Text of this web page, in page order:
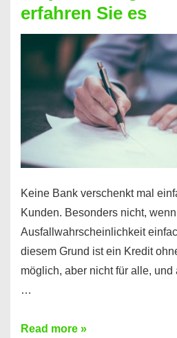
nicht
nur
für
Handy
möglich!
erfahren Sie es
Keine Bank verschenkt mal
Kunden. Besonders nicht,
Ausfallwahrscheinlichkeit
diesem Grund ist ein Kredit
möglich, aber nicht für alle, und
…
Ist
Read more »